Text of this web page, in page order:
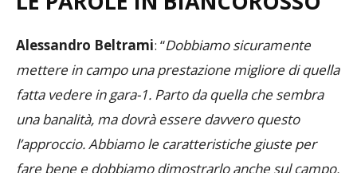
LE PAROLE IN BIANCOROSSO
mettere in campo una prestazione migliore di quella
fatta vedere in gara-1. Parto da quella che sembra
una banalità, ma dovrà essere davvero questo
l’approccio. Abbiamo le caratteristiche giuste per